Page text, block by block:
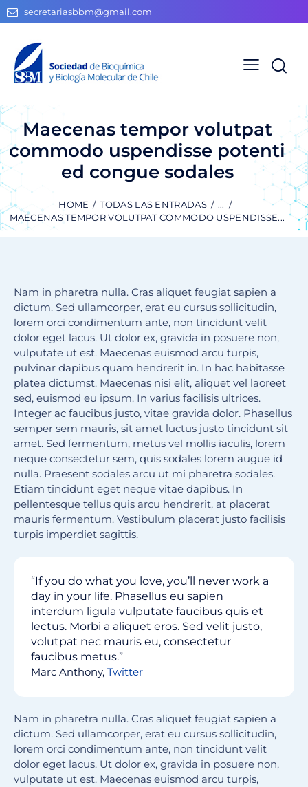
secretariasbbm@gmail.com
Maecenas tempor volutpat
commodo uspendisse potenti
ed congue sodales
HOME TODAS LAS ENTRADAS
...
MAECENAS TEMPOR VOLUTPAT COMMODO USPENDISSE...
Nam in pharetra nulla. Cras aliquet feugiat sapien a
dictum. Sed ullamcorper, erat eu cursus sollicitudin,
lorem orci condimentum ante, non tincidunt velit
dolor eget lacus. Ut dolor ex, gravida in posuere non,
vulputate ut est. Maecenas euismod arcu turpis,
pulvinar dapibus quam hendrerit in. In hac habitasse
platea dictumst. Maecenas nisi elit, aliquet vel laoreet
sed, euismod eu ipsum. In varius facilisis ultrices.
Integer ac faucibus justo, vitae gravida dolor. Phasellus
semper sem mauris, sit amet luctus justo tincidunt sit
amet. Sed fermentum, metus vel mollis iaculis, lorem
neque consectetur sem, quis sodales lorem augue id
nulla. Praesent sodales arcu ut mi pharetra sodales.
Etiam tincidunt eget neque vitae dapibus. In
pellentesque tellus quis arcu hendrerit, at placerat
mauris fermentum. Vestibulum placerat justo facilisis
turpis imperdiet sagittis.
“If you do what you love, you’ll never work a
day in your life. Phasellus eu sapien
interdum ligula vulputate faucibus quis et
lectus. Morbi a aliquet eros. Sed velit justo,
volutpat nec mauris eu, consectetur
faucibus metus.”
Marc Anthony, Twitter
Nam in pharetra nulla. Cras aliquet feugiat sapien a
dictum. Sed ullamcorper, erat eu cursus sollicitudin,
lorem orci condimentum ante, non tincidunt velit
dolor eget lacus. Ut dolor ex, gravida in posuere non,
vulputate ut est. Maecenas euismod arcu turpis,